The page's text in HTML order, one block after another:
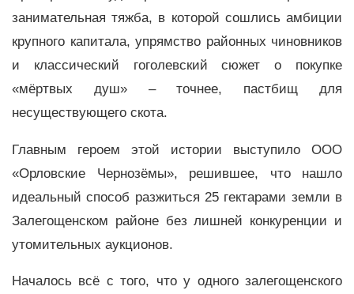
занимательная тяжба, в которой сошлись амбиции
крупного капитала, упрямство районных чиновников
и классический гоголевский сюжет о покупке
«мёртвых душ» – точнее, пастбищ для
несуществующего скота.
Главным героем этой истории выступило ООО
«Орловские Чернозёмы», решившее, что нашло
идеальный способ разжиться 25 гектарами земли в
Залегощенском районе без лишней конкуренции и
утомительных аукционов.
Началось всё с того, что у одного залегощенского